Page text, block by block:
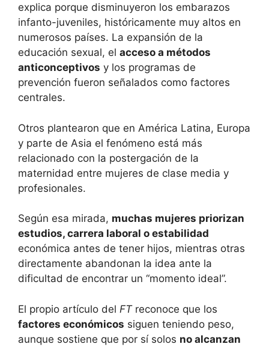
explica porque disminuyeron los embarazos
infanto-juveniles, históricamente muy altos en
numerosos países. La expansión de la
educación sexual, el acceso a métodos
anticonceptivos y los programas de
prevención fueron señalados como factores
centrales.
Otros plantearon que en América Latina, Europa
y parte de Asia el fenómeno está más
relacionado con la postergación de la
maternidad entre mujeres de clase media y
profesionales.
Según esa mirada, muchas mujeres priorizan
estudios, carrera laboral o estabilidad
económica antes de tener hijos, mientras otras
directamente abandonan la idea ante la
dificultad de encontrar un “momento ideal”.
El propio artículo del FT reconoce que los
factores económicos siguen teniendo peso,
aunque sostiene que por sí solos no alcanzan